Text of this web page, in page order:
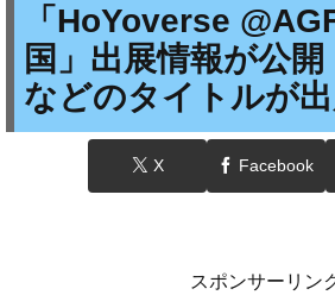
「HoYoverse
国」出展情報が公開
などのタイトルが
X Facebook
スポンサーリン